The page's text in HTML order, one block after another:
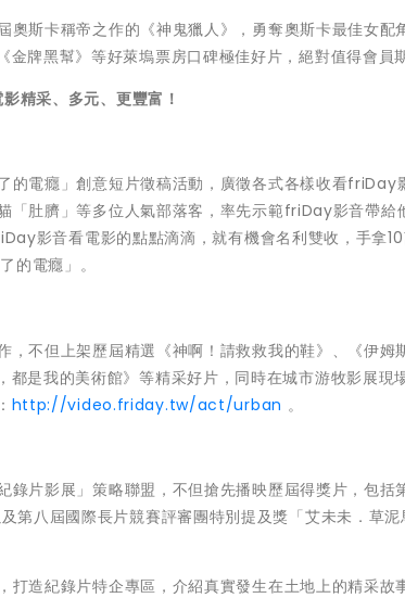
斯卡稱帝之作的《神鬼獵人》，勇奪奧斯卡最佳女配
牌黑幫》等好萊塢票房口碑極佳好片，絕對值得會員期
精采、多元、更豐富！
電癮」創意短片徵稿活動，廣徵各式各樣收看friDay
肚臍」等多位人氣部落客，率先示範friDay影音帶給
影音看電影的點點滴滴，就有機會名利雙收，手拿
的電癮」。
不但上架歷屆精選《神啊！請救救我的鞋》、《伊姆
都是我的美術館》等精采好片，同時在城市游牧影展
http://video.friday.tw/act/urban 。
片影展」策略聯盟，不但搶先播映歷屆得獎片，包括
第八屆國際長片競賽評審團特別提及獎「艾未未．草泥
造紀錄片特企專區，介紹真實發生在土地上的精采故